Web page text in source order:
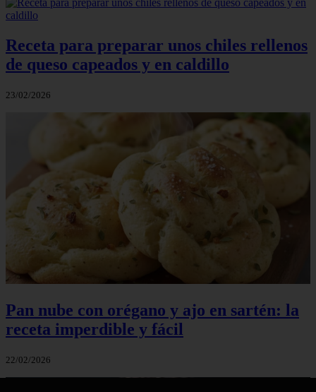
Receta para preparar unos chiles rellenos
de queso capeados y en caldillo
23/02/2026
Pan nube con orégano y ajo en sartén: la
receta imperdible y fácil
22/02/2026